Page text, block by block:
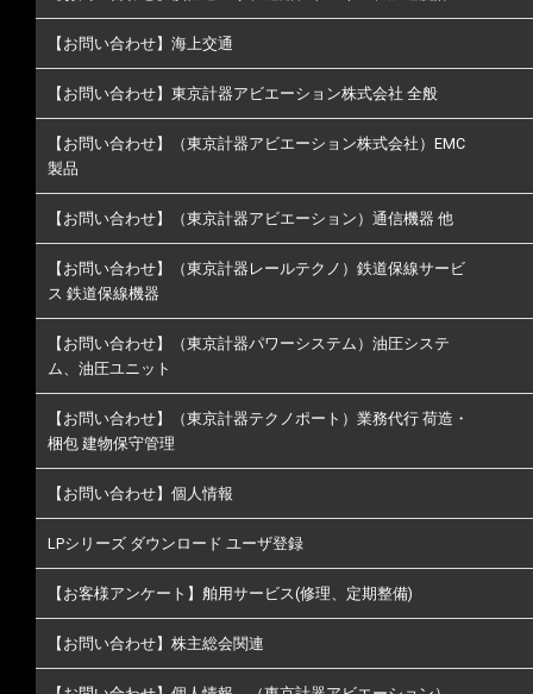
【お問い合わせ】海上交通
【お問い合わせ】東京計器アビエーション株式会社 全般
【お問い合わせ】（東京計器アビエーション株式会社）EMC
製品
【お問い合わせ】（東京計器アビエーション）通信機器 他
【お問い合わせ】（東京計器レールテクノ）鉄道保線サービ
ス 鉄道保線機器
【お問い合わせ】（東京計器パワーシステム）油圧システ
ム、油圧ユニット
【お問い合わせ】（東京計器テクノポート）業務代行 荷造・
梱包 建物保守管理
【お問い合わせ】個人情報
LPシリーズ ダウンロード ユーザ登録
【お客様アンケート】舶用サービス(修理、定期整備)
【お問い合わせ】株主総会関連